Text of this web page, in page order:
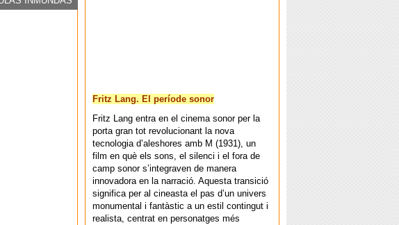
Fritz Lang. El període sonor
Fritz Lang entra en el cinema sonor per la
porta gran tot revolucionant la nova
tecnologia d’aleshores amb M (1931), un
film en què els sons, el silenci i el fora de
camp sonor s’integraven de manera
innovadora en la narració. Aquesta transició
significa per al cineasta el pas d’un univers
monumental i fantàstic a un estil contingut i
realista, centrat en personatges més